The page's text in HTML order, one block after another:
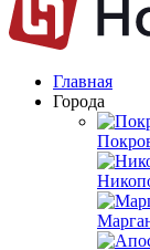
Главная
Города